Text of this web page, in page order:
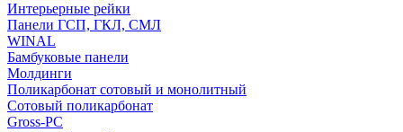
Интерьерные рейки
Панели ГСП, ГКЛ, СМЛ
WINAL
Бамбуковые панели
Молдинги
Поликарбонат сотовый и монолитный
Сотовый поликарбонат
Gross-PC